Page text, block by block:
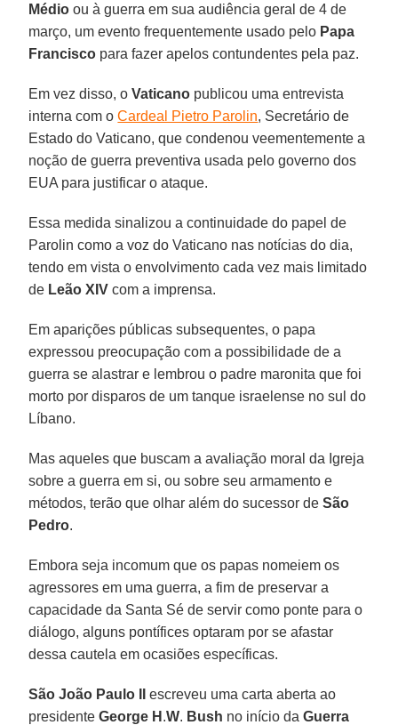
Médio ou à guerra em sua audiência geral de 4 de
março, um evento frequentemente usado pelo Papa
Francisco para fazer apelos contundentes pela paz.
Em vez disso, oVaticano publicou uma entrevista
interna com oCardeal Pietro Parolin, Secretário de
Estado do Vaticano, que condenou veementemente a
noção de guerra preventiva usada pelo governo dos
EUA para justificar o ataque.
Essa medida sinalizou a continuidade do papel de
Parolin como a voz do Vaticano nas notícias do dia,
tendo em vista o envolvimento cada vez mais limitado
de Leão XIV com a imprensa.
Em aparições públicas subsequentes, o papa
expressou preocupação com a possibilidade de a
guerra se alastrar e lembrou o padre maronita que foi
morto por disparos de um tanque israelense no sul do
Líbano.
Mas aqueles que buscam a avaliação moral da Igreja
sobre a guerra em si, ou sobre seu armamento e
métodos, terão que olhar além do sucessor deSão
Pedro.
Embora seja incomum que os papas nomeiem os
agressores em uma guerra, a fim de preservar a
capacidade da Santa Sé de servir como ponte para o
diálogo, alguns pontífices optaram por se afastar
dessa cautela em ocasiões específicas.
São João Paulo
escreveu uma carta aberta ao
presidenteGeorge H .W. Bush no início da Guerra